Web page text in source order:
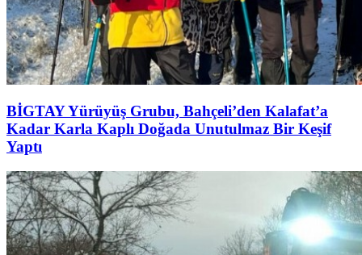
BİGTAY Yürüyüş Grubu, Bahçeli’den Kalafat’a
Kadar Karla Kaplı Doğada Unutulmaz Bir Keşif
Yaptı